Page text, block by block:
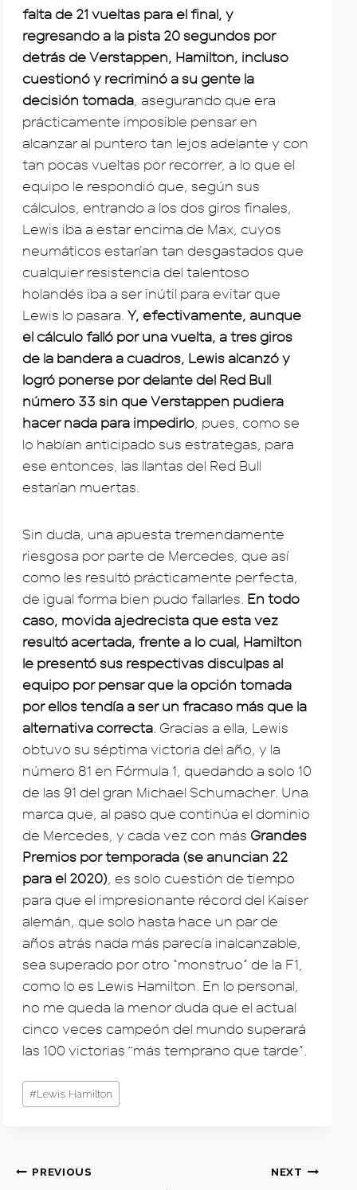
falta de 21 vueltas para el final, y
regresando a la pista 20 segundos por
detrás de Verstappen, Hamilton, incluso
cuestionó y recriminó a su gente la
decisión tomada , asegurando que era
prácticamente imposible pensar en
alcanzar al puntero tan lejos adelante y con
tan pocas vueltas por recorrer, a lo que el
equipo le respondió que, según sus
cálculos, entrando a los dos giros finales,
Lewis iba a estar encima de Max, cuyos
neumáticos estarían tan desgastados que
cualquier resistencia del talentoso
holandés iba a ser inútil para evitar que
Lewis lo pasara. Y, efectivamente, aunque
el cálculo falló por una vuelta, a tres giros
de la bandera a cuadros, Lewis alcanzó y
logró ponerse por delante del Red Bull
número 33 sin que Verstappen pudiera
hacer nada para impedirlo , pues, como se
lo habían anticipado sus estrategas, para
ese entonces, las llantas del Red Bull
estarían muertas.
Sin duda, una apuesta tremendamente
riesgosa por parte de Mercedes, que así
como les resultó prácticamente perfecta,
de igual forma bien pudo fallarles. En todo
caso, movida ajedrecista que esta vez
resultó acertada, frente a lo cual, Hamilton
le presentó sus respectivas disculpas al
equipo por pensar que la opción tomada
por ellos tendía a ser un fracaso más que la
alternativa correcta . Gracias a ella, Lewis
obtuvo su séptima victoria del año, y la
número 81 en Fórmula 1, quedando a solo 10
de las 91 del gran Michael Schumacher. Una
marca que, al paso que continúa el dominio
de Mercedes, y cada vez con más Grandes
Premios por temporada (se anuncian 22
para el 2020) , es solo cuestión de tiempo
para que el impresionante récord del Kaiser
alemán, que solo hasta hace un par de
años atrás nada más parecía inalcanzable,
sea superado por otro “monstruo” de la F1,
como lo es Lewis Hamilton. En lo personal,
no me queda la menor duda que el actual
cinco veces campeón del mundo superará
las 100 victorias ¨más temprano que tarde”.
Post
Tags:
#Lewis Hamilton
Post
PREVIOUS NEXT